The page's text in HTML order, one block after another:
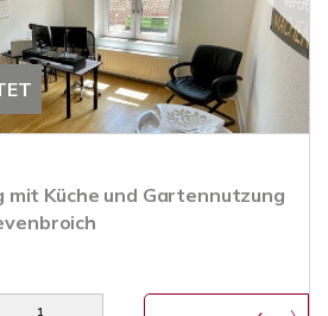
mit Küche und Gartennutzung
1